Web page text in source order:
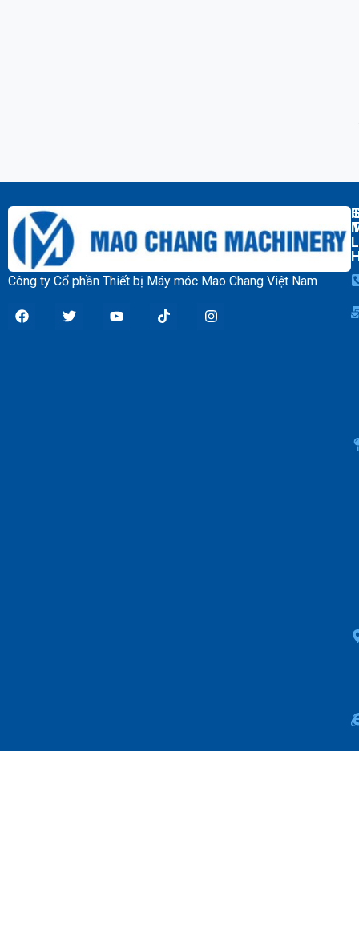
Công ty Cổ phần Thiết bị Máy móc Mao Chang Việt Nam